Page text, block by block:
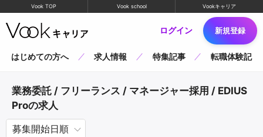
Vook TOP Vook school Vookキャリア
ログイン 新規登録
はじめての方へ 求人情報 特集記事 転職体験記
業務委託 / フリーランス / マネージャー採用 / EDIUS
Proの求人